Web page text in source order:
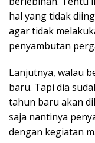
hal yang tidak
agar tidak
penyambutan
Lanjutnya, walau
baru. Tapi dia
tahun baru akan
saja nantinya
dengan kegiatan